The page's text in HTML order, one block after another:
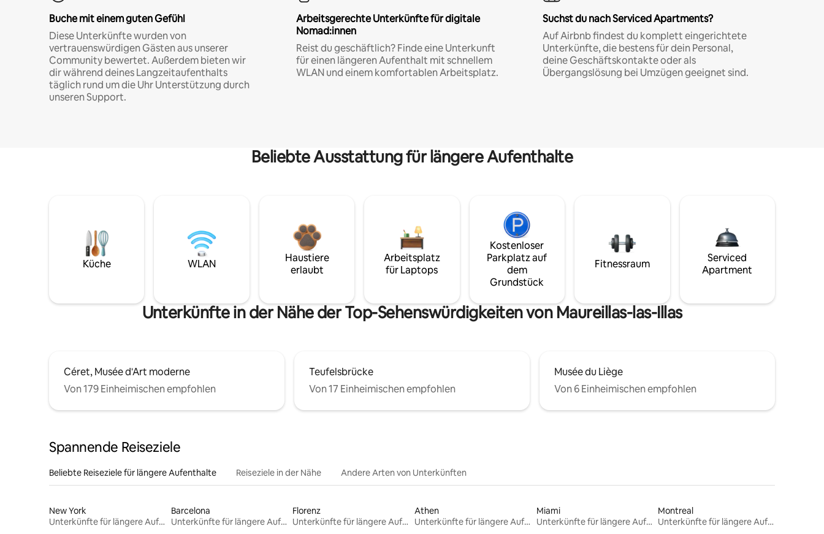
Buche mit einem guten Gefühl
Diese Unterkünfte wurden von
vertrauenswürdigen Gästen aus unserer
Community bewertet. Außerdem bieten wir
dir während deines Langzeitaufenthalts
täglich rund um die Uhr Unterstützung durch
unseren Support.
Arbeitsgerechte Unterkünfte für digitale
Nomad:innen
Reist du geschäftlich? Finde eine Unterkunft
für einen längeren Aufenthalt mit schnellem
WLAN und einem komfortablen Arbeitsplatz.
Suchst du nach Serviced Apartments?
Auf Airbnb findest du komplett eingerichtete
Unterkünfte, die bestens für dein Personal,
deine Geschäftskontakte oder als
Übergangslösung bei Umzügen geeignet sind.
Beliebte Ausstattung für längere Aufenthalte
Küche WLAN
Haustiere
erlaubt
Arbeitsplatz
für Laptops
Kostenloser
Parkplatz auf
dem
Grundstück
Fitnessraum
Serviced
Apartment
Unterkünfte in der Nähe der Top-Sehenswürdigkeiten von Maureillas-las-Illas
Céret, Musée d'Art moderne
Von 179 Einheimischen empfohlen
Teufelsbrücke
Von 17 Einheimischen empfohlen
Musée du Liège
Von 6 Einheimischen empfohlen
Spannende Reiseziele
Beliebte Reiseziele für längere Aufenthalte Reiseziele in der Nähe Andere Arten von Unterkünften
New York
Unterkünfte für längere Aufenthalte
Barcelona
Unterkünfte für längere Aufenthalte
Florenz
Unterkünfte für längere Aufenthalte
Athen
Unterkünfte für längere Aufenthalte
Miami
Unterkünfte für längere Aufenthalte
Montreal
Unterkünfte für längere Aufenthalte